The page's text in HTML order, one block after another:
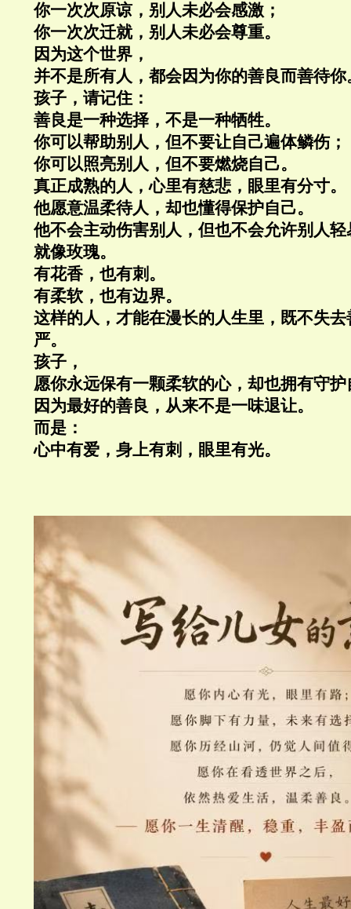
你一次次原谅，别人未必会感激；
你一次次迁就，别人未必会尊重。
因为这个世界，
并不是所有人，都会因为你的善良而善待你
孩子，请记住：
善良是一种选择，不是一种牺牲。
你可以帮助别人，但不要让自己遍体鳞伤；
你可以照亮别人，但不要燃烧自己。
真正成熟的人，心里有慈悲，眼里有分寸。
他愿意温柔待人，却也懂得保护自己。
他不会主动伤害别人，但也不会允许别人
就像玫瑰。
有花香，也有刺。
有柔软，也有边界。
这样的人，才能在漫长的人生里，既不失
严。
孩子，
愿你永远保有一颗柔软的心，却也拥有守
因为最好的善良，从来不是一味退让。
而是：
心中有爱，身上有刺，眼里有光。